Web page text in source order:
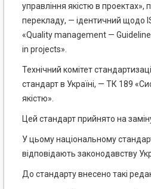
управління якістю в
перекладу, — ідентичний щодо
«Quality management —
in projects».
Технічний комітет
стандарт в Україні, — ТК 189
якістю».
Цей стандарт прийнято на
У цьому національному
відповідають законодавству
До стандарту внесено такі